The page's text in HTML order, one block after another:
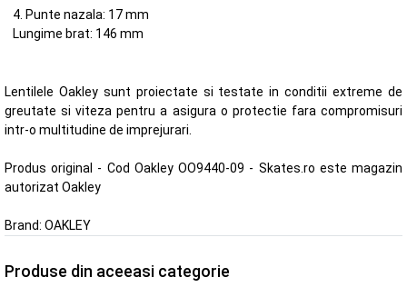
4. Punte nazala: 17 mm
Lungime brat: 146 mm
Lentilele Oakley sunt proiectate si testate in conditii extreme de
greutate si viteza pentru a asigura o protectie fara compromisuri
intr-o multitudine de imprejurari.
Produs original - Cod Oakley OO9440-09 - Skates.ro este magazin
autorizat Oakley
Brand: OAKLEY
Produse din aceeasi categorie